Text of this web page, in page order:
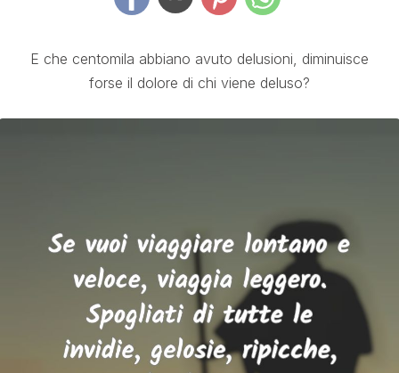
E che centomila abbiano avuto delusioni, diminuisce
forse il dolore di chi viene deluso?